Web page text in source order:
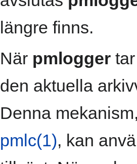
längre finns.
När pmlogger
den aktuella
Denna
pmlc(1), kan